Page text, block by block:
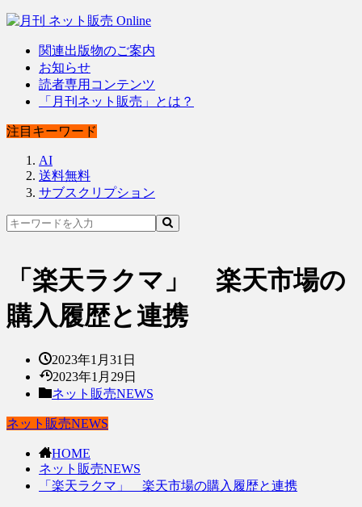
関連出版物のご案内
お知らせ
読者専用コンテンツ
「月刊ネット販売」とは？
注目キーワード
AI
送料無料
サブスクリプション
「楽天ラクマ」 楽天市場の
購入履歴と連携
2023年1月31日
2023年1月29日
ネット販売NEWS
ネット販売NEWS
HOME
ネット販売NEWS
「楽天ラクマ」 楽天市場の購入履歴と連携